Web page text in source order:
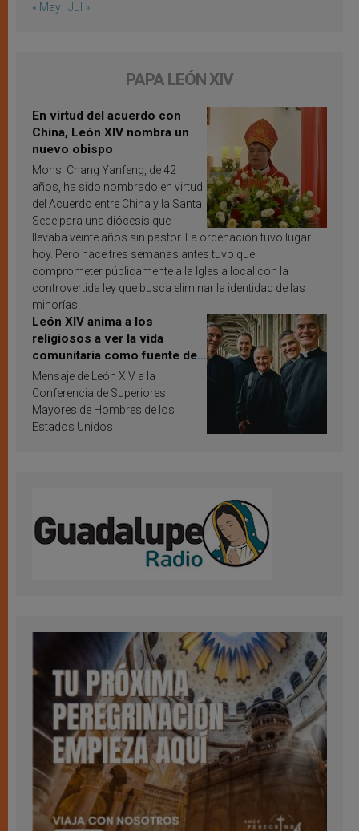
« May Jul »
PAPA LEÓN XIV
En virtud del acuerdo con
China, León XIV nombra un
nuevo obispo
Mons. Chang Yanfeng, de 42
años, ha sido nombrado en virtud
del Acuerdo entre China y la Santa
Sede para una diócesis que
llevaba veinte años sin pastor. La ordenación tuvo lugar
hoy. Pero hace tres semanas antes tuvo que
comprometer públicamente a la Iglesia local con la
controvertida ley que busca eliminar la identidad de las
minorías.
León XIV anima a los
religiosos a ver la vida
comunitaria como fuente de
inspiración y santificación
Mensaje de León XIV a la
Conferencia de Superiores
Mayores de Hombres de los
Estados Unidos